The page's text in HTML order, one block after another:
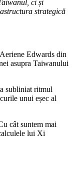
ci și
strategică
Edwards din
asupra Taiwanului
subliniat ritmul
unui eșec al
cât suntem mai
lui Xi